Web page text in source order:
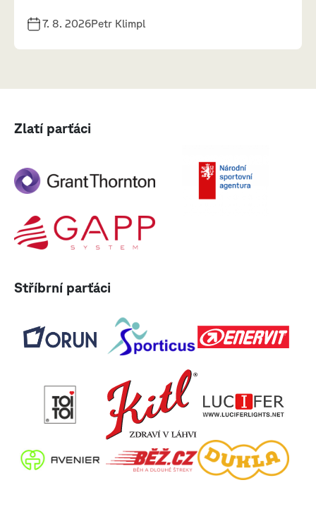
7. 8. 2026Petr Klimpl
Zlatí parťáci
Stříbrní parťáci